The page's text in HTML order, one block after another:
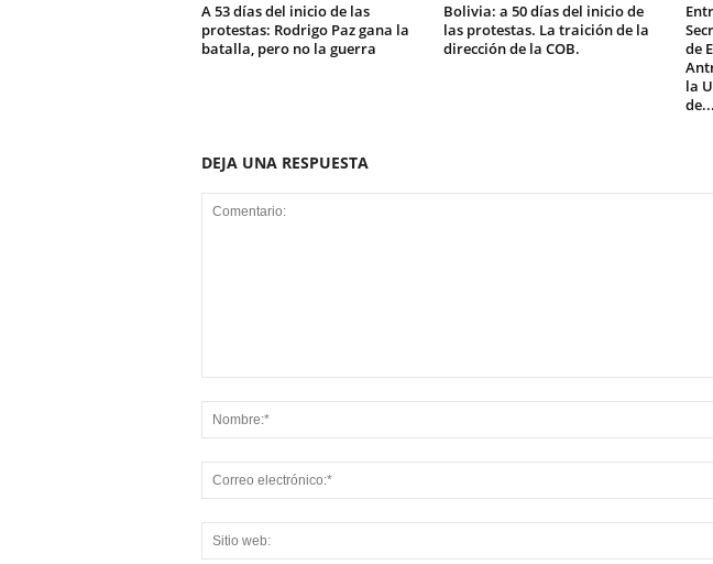
A 53 días del inicio de las
protestas: Rodrigo Paz gana la
batalla, pero no la guerra
Bolivia: a 50 días del inicio de
las protestas. La traición de la
dirección de la COB.
de
la
de...
DEJA UNA RESPUESTA